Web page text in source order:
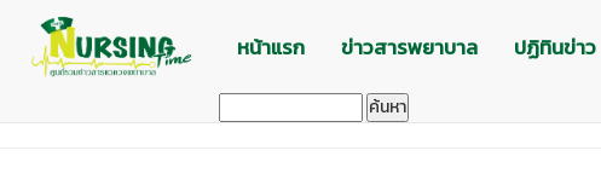
หน้าแรก ข่าวสารพยาบาล ปฏิทินข่าว
ค้นหา